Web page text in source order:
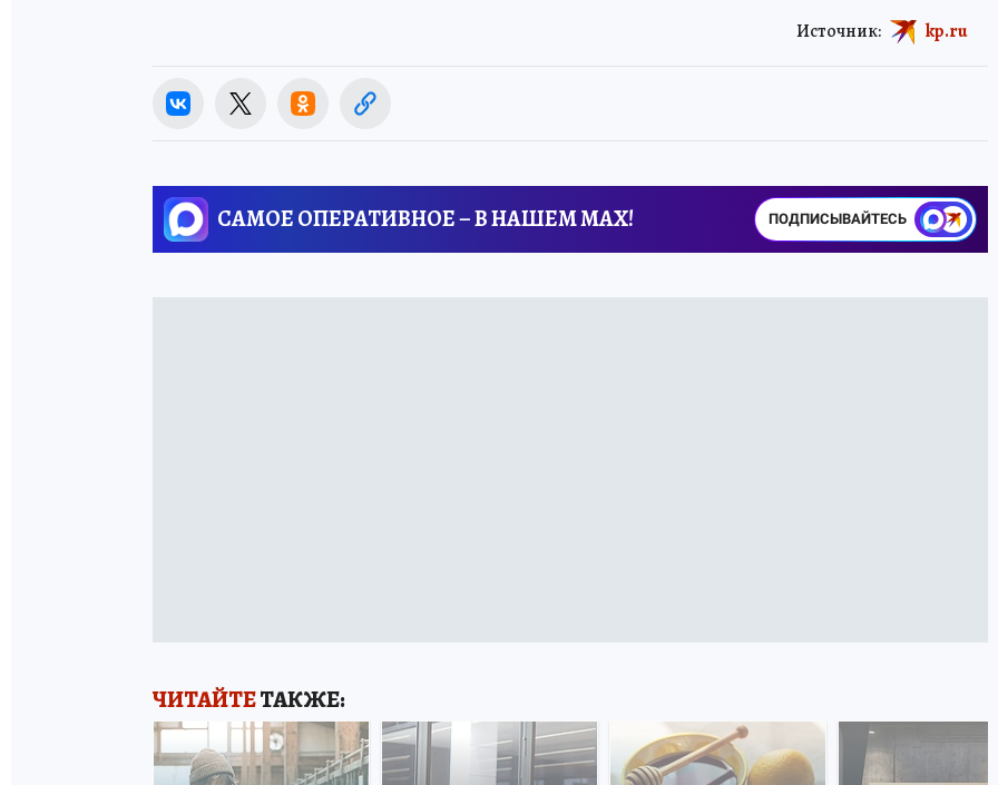
Источник: kp.ru
САМОЕ ОПЕРАТИВНОЕ – В НАШЕМ MAX! ПОДПИСЫВАЙТЕСЬ
ЧИТАЙТЕТАКЖЕ: